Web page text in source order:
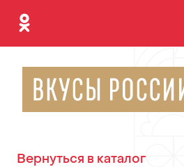
Одноклассники
Вернуться в каталог